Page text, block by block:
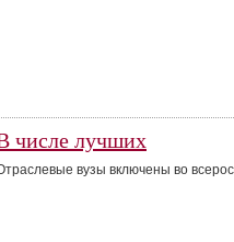
числе лучших
вузы включены во